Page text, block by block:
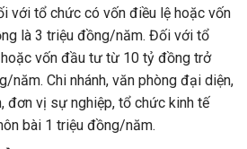
với tổ chức có vốn điều lệ hoặc vốn
là 3 triệu đồng/năm. Đối với tổ
vốn đầu tư từ 10 tỷ đồng trở
năm. Chi nhánh, văn phòng đại diện,
đơn vị sự nghiệp, tổ chức kinh tế
bài 1 triệu đồng/năm.